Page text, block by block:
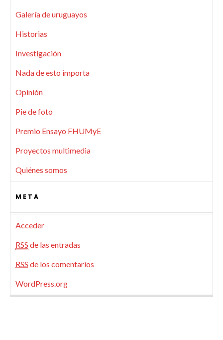
Galería de uruguayos
Historias
Investigación
Nada de esto importa
Opinión
Pie de foto
Premio Ensayo FHUMyE
Proyectos multimedia
Quiénes somos
META
Acceder
RSS de las entradas
RSS de los comentarios
WordPress.org